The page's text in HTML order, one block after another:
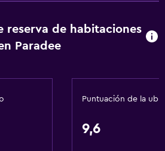
reserva de habitaciones
Paradee
Puntuación de la
9,6